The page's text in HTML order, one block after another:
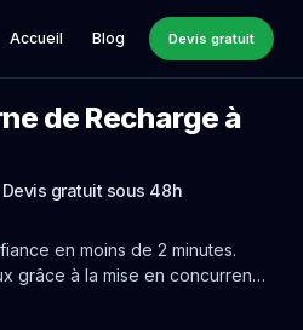
Accueil Blog Devis gratuit
de Recharge à
Devis gratuit sous 48h
en moins de 2 minutes.
grâce à la mise en concurrence